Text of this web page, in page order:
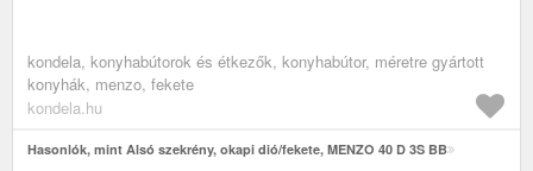
kondela, konyhabútorok és étkezők, konyhabútor, méretre gyártott
konyhák, menzo, fekete
kondela.hu
Hasonlók, mint Alsó szekrény, okapi dió/fekete, MENZO 40 D 3S BB